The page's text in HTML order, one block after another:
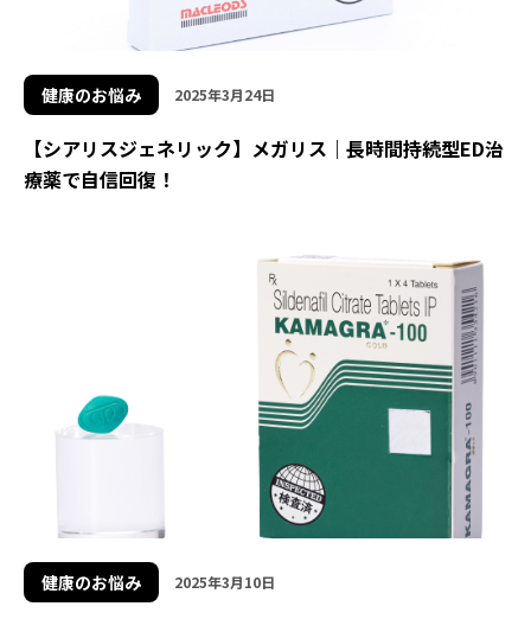
健康のお悩み 2025年3月24日
【シアリスジェネリック】メガリス｜長時間持続型ED治
療薬で自信回復！
健康のお悩み 2025年3月10日